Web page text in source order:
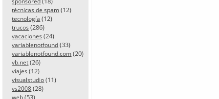
técnicas de spam (12)
tecnología (12)
trucos (286)
vacaciones (24)
variablenotfound (33)
variablenotfound.com (20)
vb.net (26)
viajes (12)
visualstudio (11)
vs2008 (28)
web (53)